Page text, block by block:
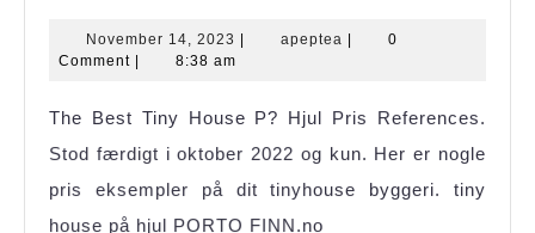
Tiny
Cafe
Ideas
November 14, 2023 November
14,
| apeptea apeptea
|
0
Comment | 8:38 am
The Best Tiny House P? Hjul Pris References.
Stod færdigt i oktober 2022 og kun. Her er nogle
pris eksempler på dit tinyhouse byggeri. tiny
house på hjul PORTO FINN.no